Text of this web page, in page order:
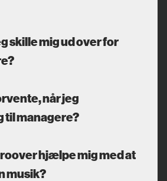
skille mig ud over for
når jeg
til managere?
hjælpe mig med at
musik?